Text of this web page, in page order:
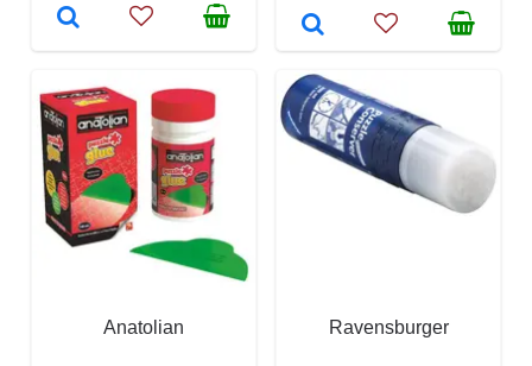
Anatolian Ravensburger